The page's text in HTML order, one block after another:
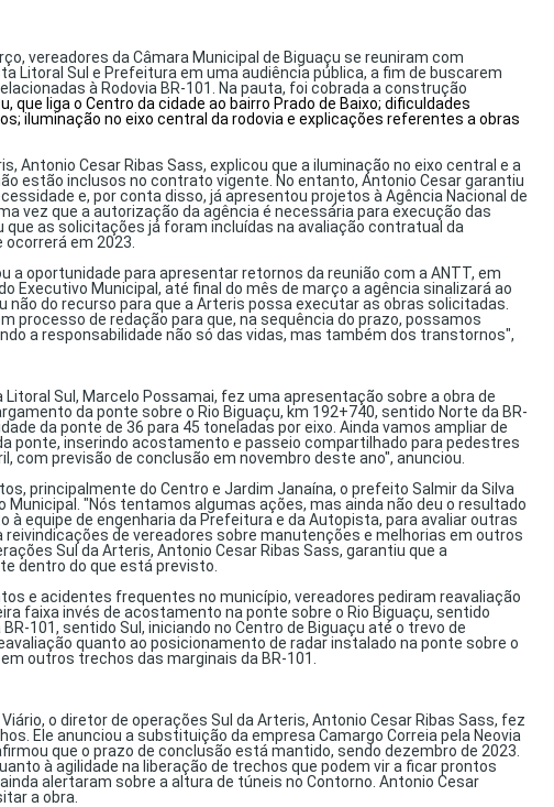
vereadores da Câmara Municipal de Biguaçu se reuniram com
Litoral Sul e Prefeitura em uma audiência pública, a fim de buscarem
à Rodovia BR-101. Na pauta, foi cobrada a construção
, que liga o Centro da cidade ao bairro Prado de Baixo; dificuldades
; iluminação no eixo central da rodovia e explicações referentes a obras
Antonio Cesar Ribas Sass, explicou que a iluminação no eixo central e a
estão inclusos no contrato vigente. No entanto, Antonio Cesar garantiu
e, por conta disso, já apresentou projetos à Agência Nacional de
vez que a autorização da agência é necessária para execução das
as solicitações já foram incluídas na avaliação contratual da
em 2023.
a oportunidade para apresentar retornos da reunião com a ANTT, em
Executivo Municipal, até final do mês de março a agência sinalizará ao
não do recurso para que a Arteris possa executar as obras solicitadas.
processo de redação para que, na sequência do prazo, possamos
a responsabilidade não só das vidas, mas também dos transtornos",
Sul, Marcelo Possamai, fez uma apresentação sobre a obra de
da ponte sobre o Rio Biguaçu, km 192+740, sentido Norte da BR-
da ponte de 36 para 45 toneladas por eixo. Ainda vamos ampliar de
ponte, inserindo acostamento e passeio compartilhado para pedestres
com previsão de conclusão em novembro deste ano", anunciou.
principalmente do Centro e Jardim Janaína, o prefeito Salmir da Silva
"Nós tentamos algumas ações, mas ainda não deu o resultado
à equipe de engenharia da Prefeitura e da Autopista, para avaliar outras
de vereadores sobre manutenções e melhorias em outros
Sul da Arteris, Antonio Cesar Ribas Sass, garantiu que a
dentro do que está previsto.
e acidentes frequentes no município, vereadores pediram reavaliação
faixa invés de acostamento na ponte sobre o Rio Biguaçu, sentido
101, sentido Sul, iniciando no Centro de Biguaçu até o trevo de
quanto ao posicionamento de radar instalado na ponte sobre o
outros trechos das marginais da BR-101.
o diretor de operações Sul da Arteris, Antonio Cesar Ribas Sass, fez
Ele anunciou a substituição da empresa Camargo Correia pela Neovia
que o prazo de conclusão está mantido, sendo dezembro de 2023.
à agilidade na liberação de trechos que podem vir a ficar prontos
alertaram sobre a altura de túneis no Contorno. Antonio Cesar
a obra.